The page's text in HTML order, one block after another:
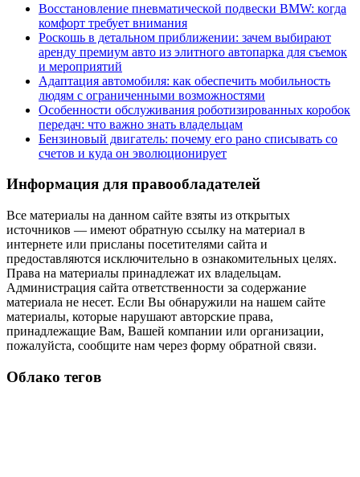
Восстановление пневматической подвески BMW: когда
комфорт требует внимания
Роскошь в детальном приближении: зачем выбирают
аренду премиум авто из элитного автопарка для съемок
и мероприятий
Адаптация автомобиля: как обеспечить мобильность
людям с ограниченными возможностями
Особенности обслуживания роботизированных коробок
передач: что важно знать владельцам
Бензиновый двигатель: почему его рано списывать со
счетов и куда он эволюционирует
Информация для правообладателей
Все материалы на данном сайте взяты из открытых
источников — имеют обратную ссылку на материал в
интернете или присланы посетителями сайта и
предоставляются исключительно в ознакомительных целях.
Права на материалы принадлежат их владельцам.
Администрация сайта ответственности за содержание
материала не несет. Если Вы обнаружили на нашем сайте
материалы, которые нарушают авторские права,
принадлежащие Вам, Вашей компании или организации,
пожалуйста, сообщите нам через форму обратной связи.
Облако тегов